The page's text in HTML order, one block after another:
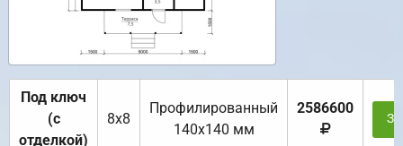
Под ключ
(с
отделкой)
8х8
Профилированный
140х140 мм
2586600